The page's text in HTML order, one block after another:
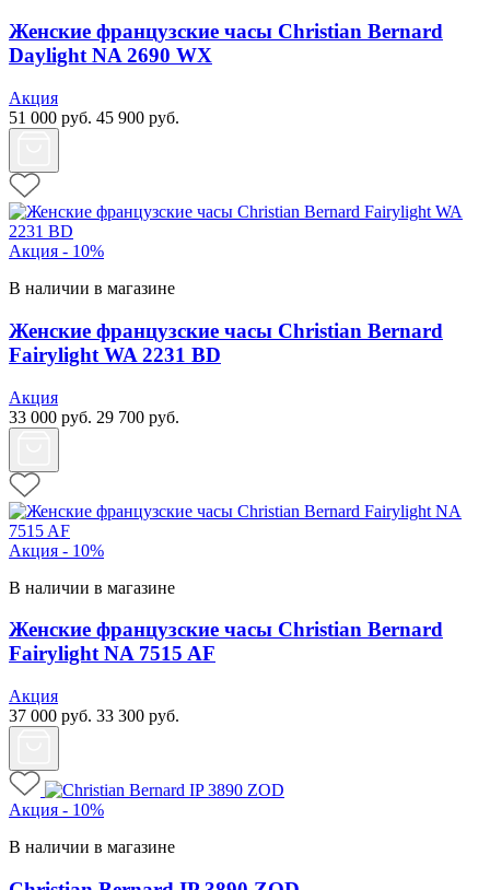
Женские французские часы Christian Bernard
Daylight NA 2690 WX
Акция
51 000 руб. 45 900 руб.
Акция - 10%
В наличии в магазине
Женские французские часы Christian Bernard
Fairylight WA 2231 BD
Акция
33 000 руб. 29 700 руб.
Акция - 10%
В наличии в магазине
Женские французские часы Christian Bernard
Fairylight NA 7515 AF
Акция
37 000 руб. 33 300 руб.
Акция - 10%
В наличии в магазине